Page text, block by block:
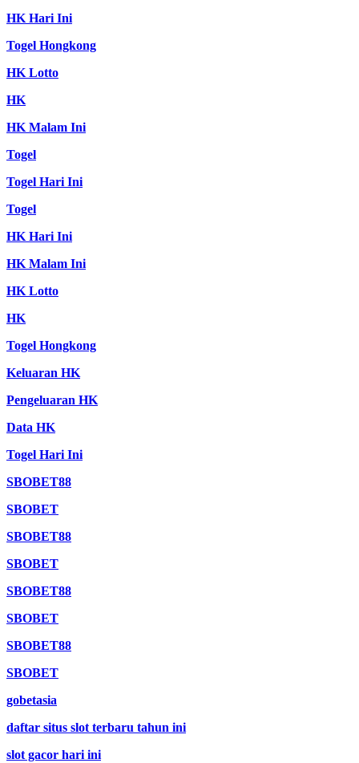
HK Hari Ini
Togel Hongkong
HK Lotto
HK
HK Malam Ini
Togel
Togel Hari Ini
Togel
HK Hari Ini
HK Malam Ini
HK Lotto
HK
Togel Hongkong
Keluaran HK
Pengeluaran HK
Data HK
Togel Hari Ini
SBOBET88
SBOBET
SBOBET88
SBOBET
SBOBET88
SBOBET
SBOBET88
SBOBET
gobetasia
daftar situs slot terbaru tahun ini
slot gacor hari ini